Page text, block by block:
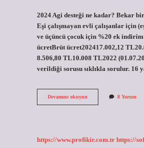
2024 Agi desteği ne kadar? Bekar
Eşi çalışmayan evli çalışanlar için
ve üçüncü çocuk için %20 ek
ücretBrüt ücret202417.002,12
8.506,80 TL10.008 TL2022
verildiği sorusu sıklıkla sorulur. 16
Devamını okuyun
Verdiği
8 Yorum
https://www.profikir.com.tr https://